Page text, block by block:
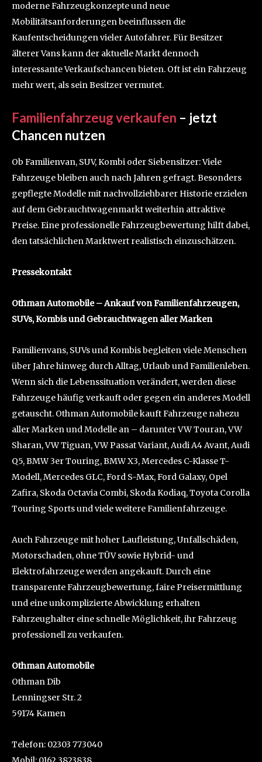
moderne Fahrzeugkonzepte und neue
Mobilitätsanforderungen beeinflussen die
Kaufentscheidungen vieler Autofahrer. Für Besitzer
älterer Vans kann der aktuelle Markt dennoch
interessante Verkaufschancen bieten. Oft ist ein Fahrzeug
mehr wert, als sein Besitzer vermutet.
Familienfahrzeug verkaufen – jetzt
Chancen nutzen
Ob Familienvan, SUV, Kombi oder Siebensitzer: Viele
Fahrzeuge bleiben auch nach Jahren gefragt. Besonders
gepflegte Modelle mit nachvollziehbarer Historie erzielen
auf dem Gebrauchtwagenmarkt weiterhin attraktive
Preise. Eine professionelle Fahrzeugbewertung hilft dabei,
den tatsächlichen Marktwert realistisch einzuschätzen.
Pressekontakt
Othman Automobile – Ankauf von Familienfahrzeugen,
SUVs, Kombis und Gebrauchtwagen aller Marken
Familienvans, SUVs und Kombis begleiten viele Menschen
über Jahre hinweg durch Alltag, Urlaub und Familienleben.
Wenn sich die Lebenssituation verändert, werden diese
Fahrzeuge häufig verkauft oder gegen ein anderes Modell
getauscht. Othman Automobile kauft Fahrzeuge nahezu
aller Marken und Modelle an – darunter VW Touran, VW
Sharan, VW Tiguan, VW Passat Variant, Audi A4 Avant, Audi
Q5, BMW 3er Touring, BMW X3, Mercedes C-Klasse T-
Modell, Mercedes GLC, Ford S-Max, Ford Galaxy, Opel
Zafira, Skoda Octavia Combi, Skoda Kodiaq, Toyota Corolla
Touring Sports und viele weitere Familienfahrzeuge.
Auch Fahrzeuge mit hoher Laufleistung, Unfallschäden,
Motorschaden, ohne TÜV sowie Hybrid- und
Elektrofahrzeuge werden angekauft. Durch eine
transparente Fahrzeugbewertung, faire Preisermittlung
und eine unkomplizierte Abwicklung erhalten
Fahrzeughalter eine schnelle Möglichkeit, ihr Fahrzeug
professionell zu verkaufen.
Othman Automobile
Othman Dib
Lenningser Str. 2
59174 Kamen
Telefon: 02303 773040